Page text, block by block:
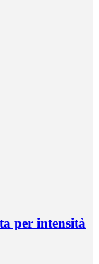
per intensità